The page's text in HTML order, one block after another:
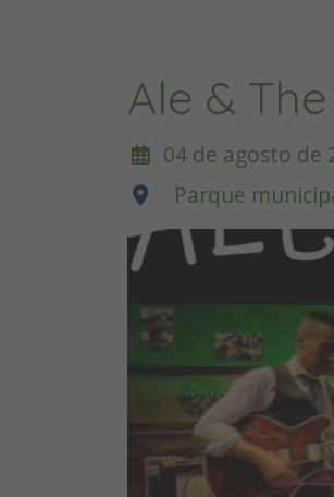
Ale &
04 de agosto de
Parque